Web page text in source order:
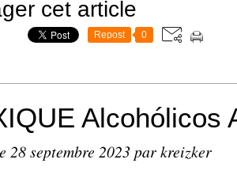
cet article
Repost 0
Alcohólicos
28 septembre 2023par kreizker